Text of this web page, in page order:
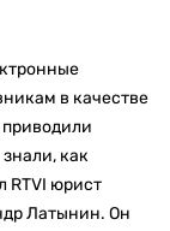
в качестве
как
RTVI юрист
Латынин. Он